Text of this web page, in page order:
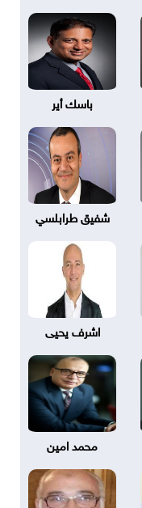
باسك أير
شفيق طرابلسي
اشرف يحيى
محمد امين